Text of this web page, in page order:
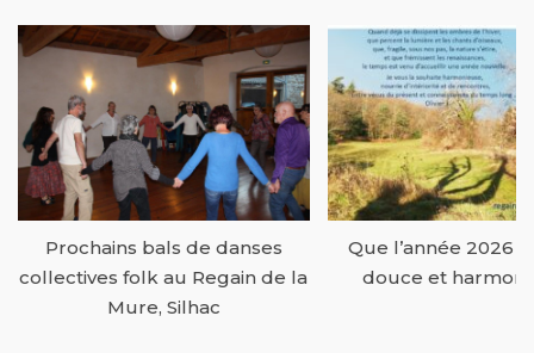
Prochains bals de danses
collectives folk au Regain de la
Mure, Silhac
Que l’année 2026
douce et